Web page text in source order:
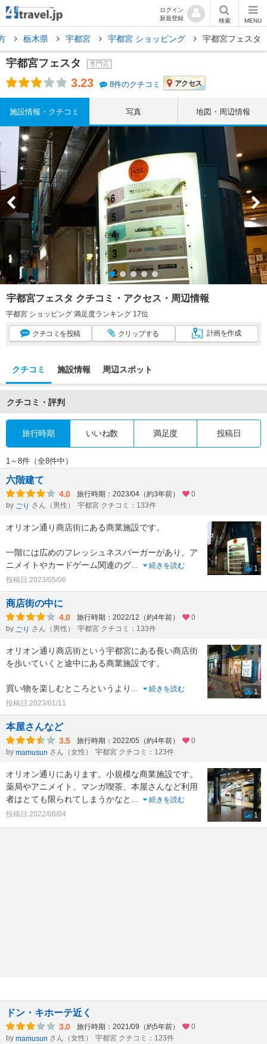
ログイン
新規登録
検索 MENU
栃木県 宇都宮 宇都宮 ショッピング 宇都宮フェスタ
宇都宮フェスタ 専門店
3.23 8件のクチコミ アクセス
施設情報・クチコミ 写真 地図・周辺情報
宇都宮フェスタ クチコミ・アクセス・周辺情報
宇都宮 ショッピング 満足度ランキング 17位
クチコミ を投稿 クリップする 計画を作成
クチコミ 施設情報 周辺スポット
クチコミ・評判
旅行時期 いいね数 満足度 投稿日
1～8件（全8件中）
六階建て
4.0 旅行時期：2023/04（約3年前）
0
by ごり さん（男性） 宇都宮 クチコミ：133件
オリオン通り商店街にある商業施設です。
一階には広めのフレッシュネスバーガーがあり、ア
ニメイトやカードゲーム関連のグ...
続きを読む
投稿日:2023/05/06
1
商店街の中に
4.0 旅行時期：2022/12（約4年前）
0
by ごり さん（男性） 宇都宮 クチコミ：133件
オリオン通り商店街という宇都宮にある長い商店街
を歩いていくと途中にある商業施設です。
買い物を楽しむところというより ...
続きを読む
投稿日:2023/01/11
1
本屋さんなど
3.5 旅行時期：2022/05（約4年前）
0
by mamusun さん（女性） 宇都宮 クチコミ：123件
オリオン通りにあります。小規模な商業施設です。
薬局やアニメイト、マンガ喫茶、本屋さんなど利用
者はとても限られてしまうかなと ...
続きを読む
投稿日:2022/06/04
1
ドン・キホーテ近く
3.0 旅行時期：2021/09（約5年前）
0
by mamusun さん（女性） 宇都宮 クチコミ：123件